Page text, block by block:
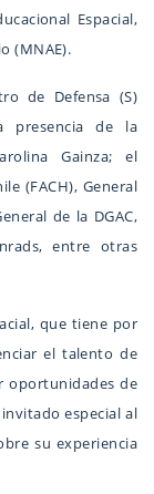
Espacial,
(MNAE).
de Defensa (S)
presencia de la
Gainza; el
(FACH), General
de la DGAC,
entre otras
que tiene por
el talento de
oportunidades de
especial al
su experiencia